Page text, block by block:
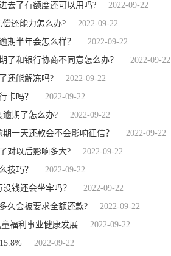
去了有额度还可以用吗?
2022-09-22
还能力怎么办?
2022-09-22
期半年会怎么样？
2022-09-22
了和银行协商不同意怎么办？
2022-09-22
还能解冻吗?
2022-09-22
卡吗？
2022-09-22
期了怎么办?
2022-09-22
一天还款会不会影响征信？
2022-09-22
对以后影响多大?
2022-09-22
技巧？
2022-09-22
钱还会坐牢吗？
2022-09-22
久会被要求全额还款?
2022-09-22
福利事业健康发展
2022-09-22
2022-09-22